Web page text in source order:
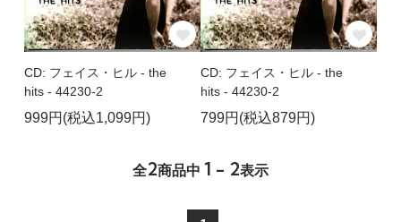
CD: フェイス・ヒル - the
hits - 44230-2
999円(税込1,099円)
CD: フェイス・ヒル - the
hits - 44230-2
799円(税込879円)
全2商品中 1 - 2表示